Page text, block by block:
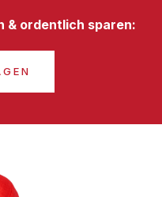
& ordentlich sparen: